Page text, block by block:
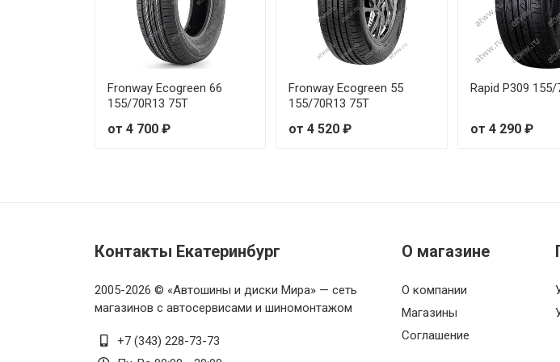
Firemax FM601 205/60R16 92V
Firemax FM601 205/65R16 95H
Firemax FM601 215/65R16 98H
Firemax FM601 215/70R15 98H
Firemax FM601 225/55R16 99W
Fronway Ecogreen 66
155/70R13 75T
от 4 700 ₽
Fronway Ecogreen 55
155/70R13 75T
от 4 520 ₽
Rapid P309
от 4 290 ₽
Контакты Екатеринбург
2005-2026 © «Автошины и диски Мира» — сеть
магазинов с автосервисами и шиномонтажом
+7 (343) 228-73-73
О магазине
О компании
Магазины
Соглашение